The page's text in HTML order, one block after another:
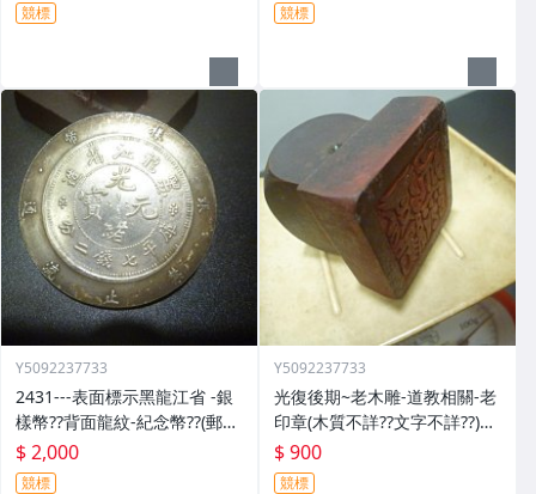
競標 競標
Y5092237733
2431---表面標示黑龍江省 -銀
樣幣??背面龍紋-紀念幣??(郵寄
免運費)
$ 2,000
競標
Y5092237733
光復後期~老木雕-道教相關-老
印章(木質不詳??文字不詳??)歷
史民俗文物??(郵寄免運費)
$ 900
競標